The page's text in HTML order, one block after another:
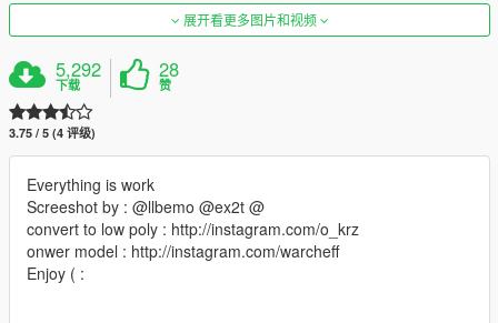
展开看更多图片和视频
5,292
下载
28
赞
3.75 / 5 (4 评级)
Everything is work
Screeshot by : @llbemo @ex2t @
convert to low poly : http://instagram.com/o_krz
onwer model : http://instagram.com/warcheff
Enjoy ( :